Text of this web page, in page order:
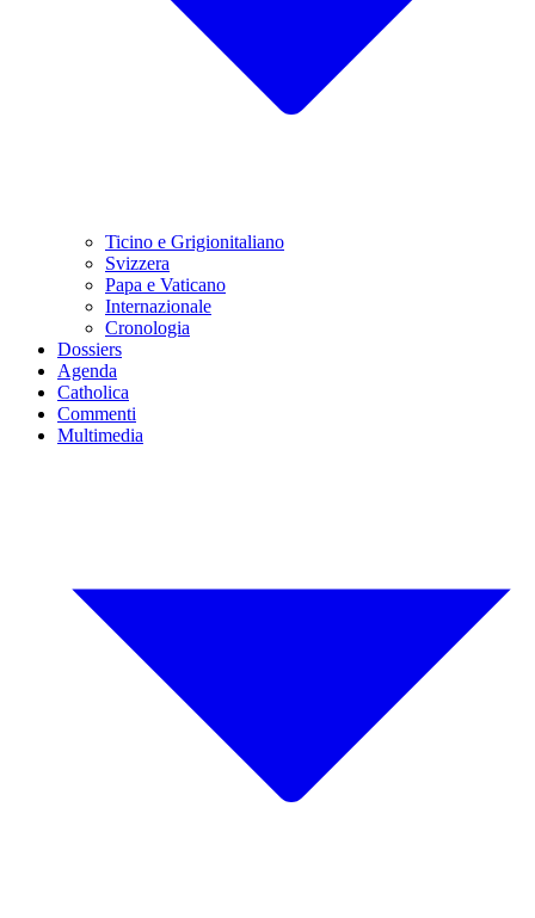
Ticino e Grigionitaliano
Svizzera
Papa e Vaticano
Internazionale
Cronologia
Dossiers
Agenda
Catholica
Commenti
Multimedia